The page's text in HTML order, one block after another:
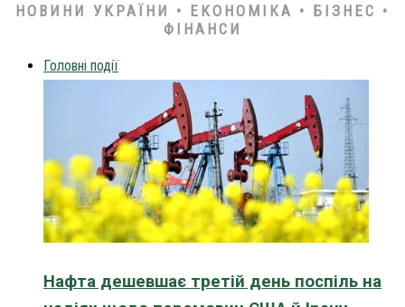
НОВИНИ УКРАЇНИ • ЕКОНОМІКА • БІЗНЕС •
ФІНАНСИ
Головні події
Нафта дешевшає третій день поспіль на